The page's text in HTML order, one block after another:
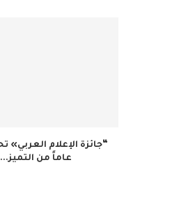
عاماً من التميز...